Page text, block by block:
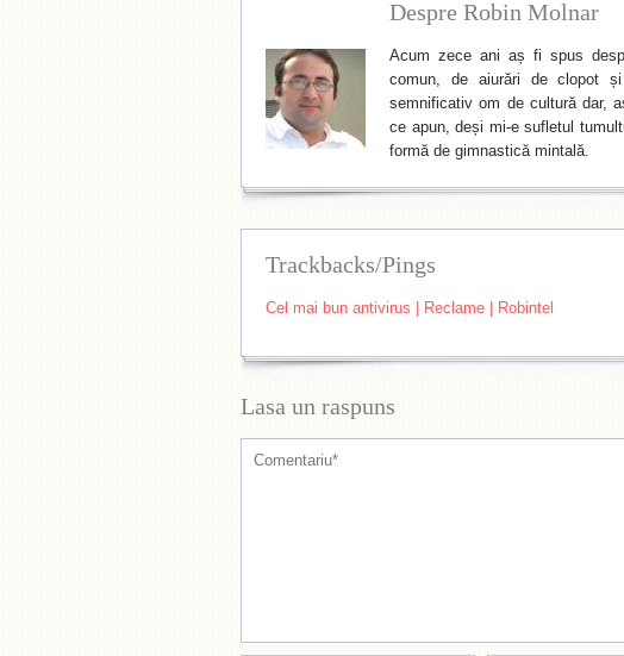
Despre Robin Molnar
Acum zece ani aș fi spus
comun, de aiurări de clopot
semnificativ om de cultură dar,
ce apun, deși mi-e sufletul
formă de gimnastică mintală.
Trackbacks/Pings
Cel mai bun antivirus | Reclame | Robintel
Lasa un raspuns